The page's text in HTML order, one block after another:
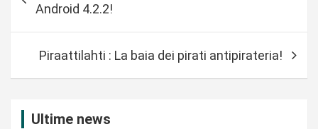
Android 4.2.2!
Piraattilahti : La baia dei pirati antipirateria!
Ultime news